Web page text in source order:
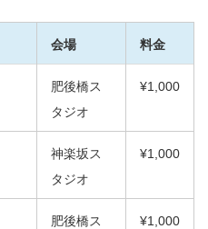
会場 料金
肥後橋ス
タジオ
¥1,000
神楽坂ス
タジオ
¥1,000
肥後橋ス
¥1,000